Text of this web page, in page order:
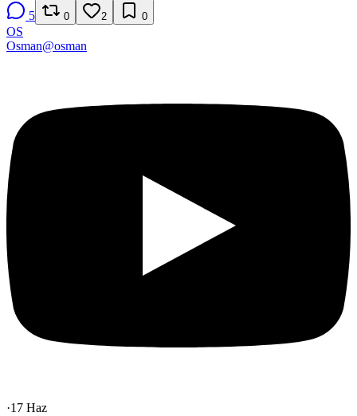
5 0 2 0
OS
Osman@osman
·17 Haz